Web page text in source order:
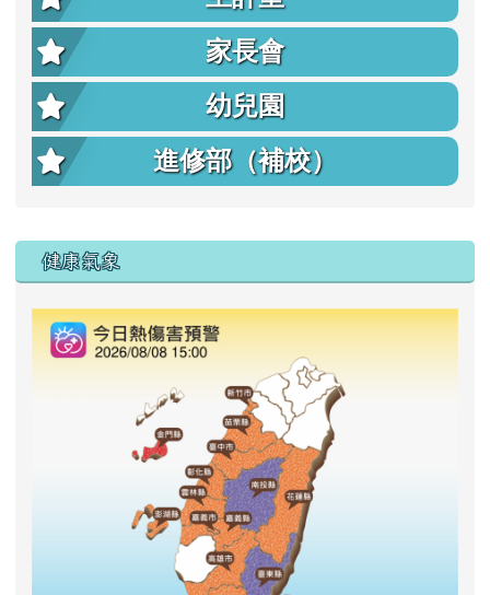
家長會
幼兒園
進修部（補校）
右邊區域內容
健康氣象